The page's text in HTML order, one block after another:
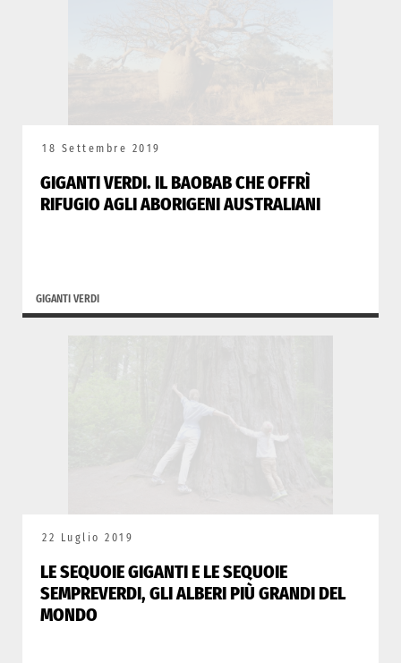
18 Settembre 2019
GIGANTI VERDI. IL BAOBAB CHE OFFRÌ
RIFUGIO AGLI ABORIGENI AUSTRALIANI
GIGANTI VERDI
22 Luglio 2019
LE SEQUOIE GIGANTI E LE SEQUOIE
SEMPREVERDI, GLI ALBERI PIÙ GRANDI DEL
MONDO